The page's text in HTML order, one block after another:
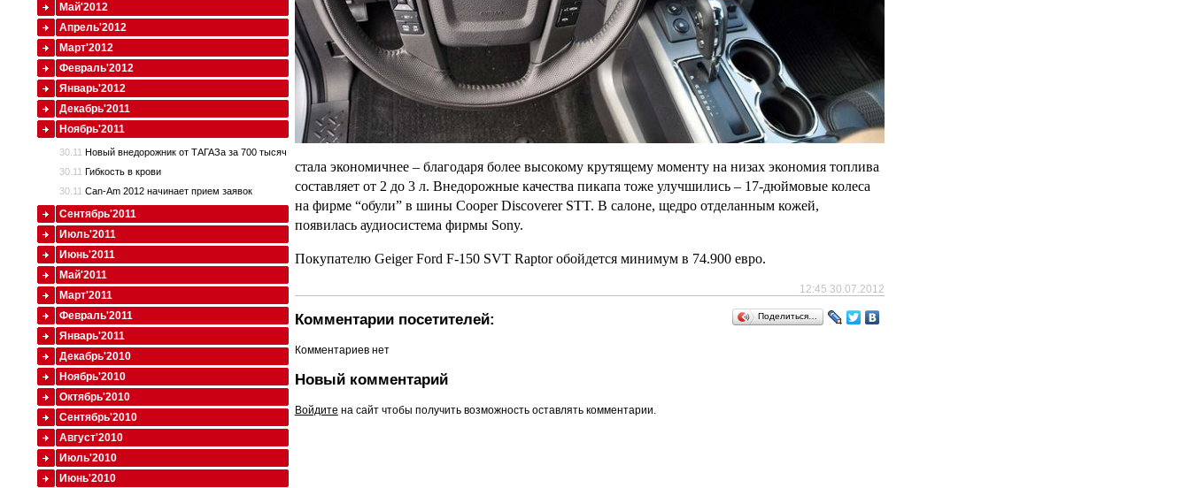
стала экономичнее – благодаря более высокому крутящему моменту на низах экономия топлива
составляет от 2 до 3 л. Внедорожные качества пикапа тоже улучшились – 17-дюймовые колеса
на фирме “обули” в шины Cooper Discoverer STT. В салоне, щедро отделанным кожей,
появилась аудиосистема фирмы Sony.
Покупателю Geiger Ford F-150 SVT Raptor обойдется минимум в 74.900 евро.
12:45 30.07.2012
Поделиться…
Комментарии посетителей:
Комментариев нет
Новый комментарий
Войдите на сайт чтобы получить возможность оставлять комментарии.
Май'2012
Апрель'2012
Март'2012
Февраль'2012
Январь'2012
Декабрь'2011
Ноябрь'2011
30.11 Новый внедорожник от ТАГАЗа за 700 тысяч
30.11 Гибкость в крови
30.11 Can-Am 2012 начинает прием заявок
Сентябрь'2011
Июль'2011
Июнь'2011
Май'2011
Март'2011
Февраль'2011
Январь'2011
Декабрь'2010
Ноябрь'2010
Октябрь'2010
Сентябрь'2010
Август'2010
Июль'2010
Июнь'2010